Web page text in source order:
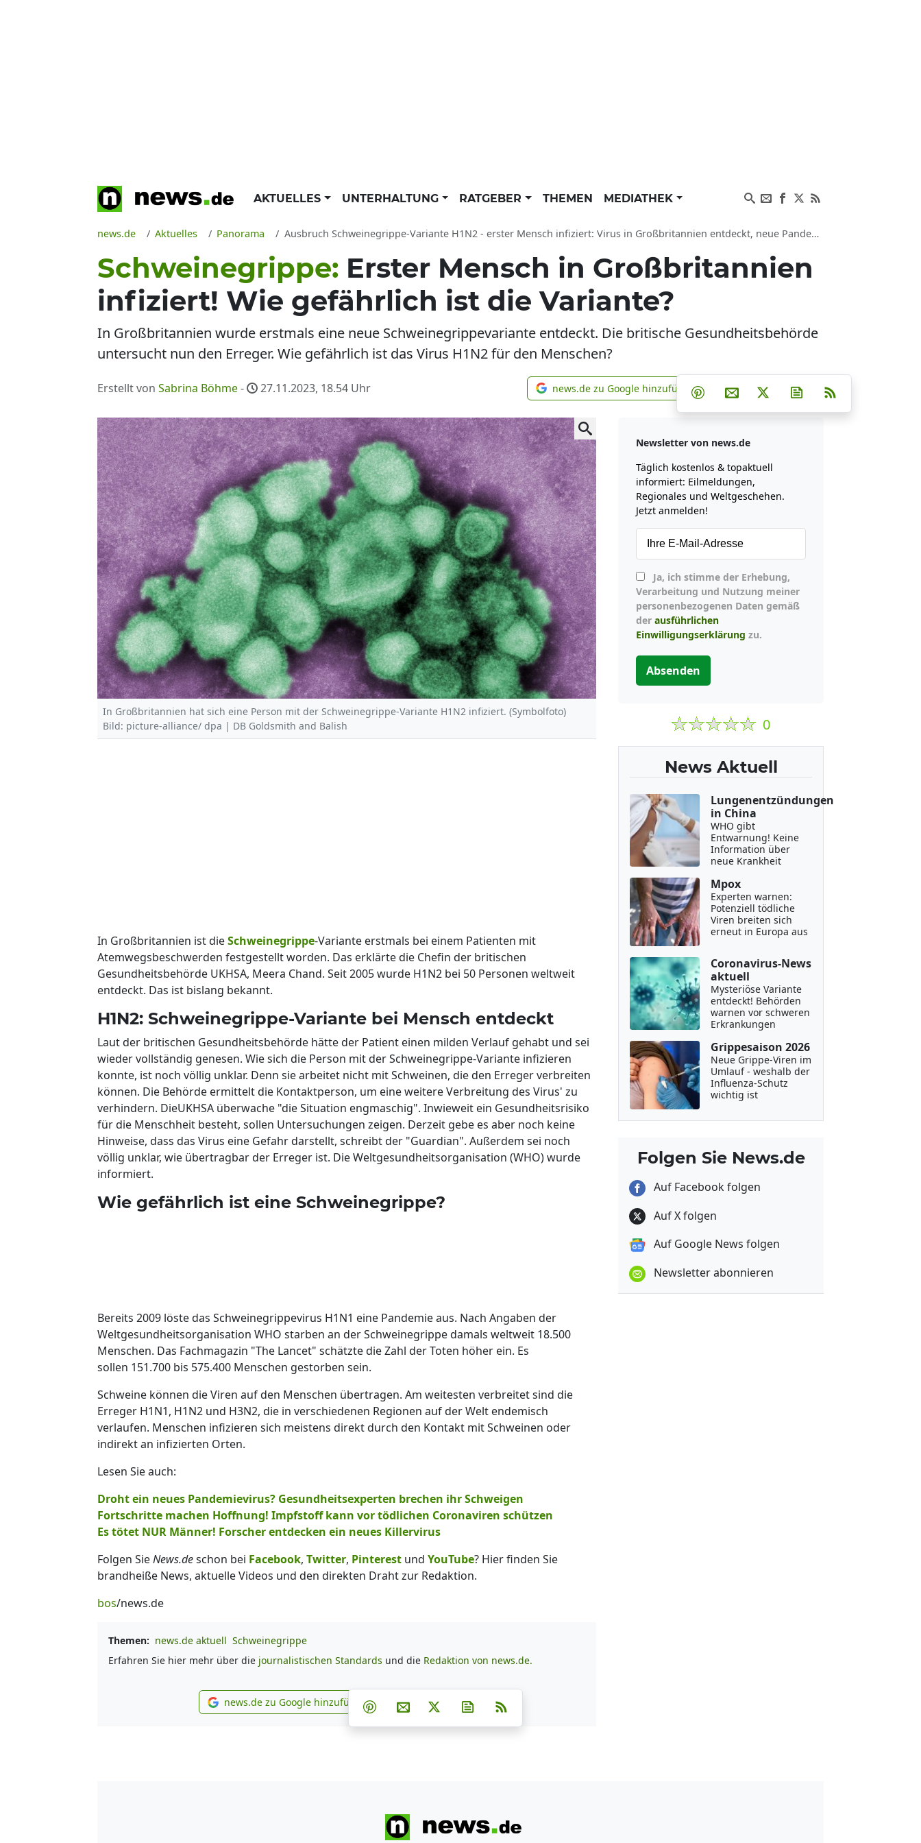
AKTUELLES UNTERHALTUNG RATGEBER THEMEN MEDIATHEK
news.de Aktuelles Panorama Ausbruch Schweinegrippe-Variante H1N2 - erster Mensch infiziert: Virus in Großbritannien entdeckt, neue Pandemie, Gesundheitsgefahr?
Schweinegrippe: Erster Mensch in Großbritannien
infiziert! Wie gefährlich ist die Variante?
In Großbritannien wurde erstmals eine neue Schweinegrippevariante entdeckt. Die britische Gesundheitsbehörde
untersucht nun den Erreger. Wie gefährlich ist das Virus H1N2 für den Menschen?
Erstellt von Sabrina Böhme- 27.11.2023, 18.54 Uhr news.de zu Google hinzufügen
news.de zu Google hinzufügen Teilen auf Facebook
Teilen auf Whatsapp
Teilen auf Telegram
Teilen auf Pinterest
Per E-Mail teilen
Post auf XNewsletter
In Großbritannien hat sich eine Person mit der Schweinegrippe-Variante H1N2 infiziert. (Symbolfoto)
Bild: picture-alliance/ dpa | DB Goldsmith and Balish
In Großbritannien ist dieSchweinegrippe-Variante erstmals bei einem Patienten mit
Atemwegsbeschwerden festgestellt worden. Das erklärte die Chefin der britischen
Gesundheitsbehörde UKHSA, Meera Chand. Seit 2005 wurde H1N2 bei 50 Personen weltweit
entdeckt. Das ist bislang bekannt.
H1N2: Schweinegrippe-Variante bei Mensch entdeckt
Laut der britischen Gesundheitsbehörde hätte der Patient einen milden Verlauf gehabt und sei
wieder vollständig genesen. Wie sich die Person mit der Schweinegrippe-Variante infizieren
konnte, ist noch völlig unklar. Denn sie arbeitet nicht mit Schweinen, die den Erreger verbreiten
können. Die Behörde ermittelt die Kontaktperson, um eine weitere Verbreitung des Virus' zu
verhindern. DieUKHSA überwache "die Situation engmaschig". Inwieweit ein Gesundheitsrisiko
für die Menschheit besteht, sollen Untersuchungen zeigen. Derzeit gebe es aber noch keine
Hinweise, dass das Virus eine Gefahr darstellt, schreibt der "Guardian". Außerdem sei noch
völlig unklar, wie übertragbar der Erreger ist. Die Weltgesundheitsorganisation (WHO) wurde
informiert.
Wie gefährlich ist eine Schweinegrippe?
Bereits 2009 löste das Schweinegrippevirus H1N1 eine Pandemie aus. Nach Angaben der
Weltgesundheitsorganisation WHO starben an der Schweinegrippe damals weltweit 18.500
Menschen. Das Fachmagazin "The Lancet" schätzte die Zahl der Toten höher ein. Es
sollen 151.700 bis 575.400 Menschen gestorben sein.
Schweine können die Viren auf den Menschen übertragen. Am weitesten verbreitet sind die
Erreger H1N1, H1N2 und H3N2, die in verschiedenen Regionen auf der Welt endemisch
verlaufen. Menschen infizieren sich meistens direkt durch den Kontakt mit Schweinen oder
indirekt an infizierten Orten.
Lesen Sie auch:
Droht ein neues Pandemievirus? Gesundheitsexperten brechen ihr Schweigen
Fortschritte machen Hoffnung! Impfstoff kann vor tödlichen Coronaviren schützen
Es tötet NUR Männer! Forscher entdecken ein neues Killervirus
Folgen SieNews.deschon bei Facebook, Twitter, Pinterest und YouTube? Hier finden Sie
brandheiße News, aktuelle Videos und den direkten Draht zur Redaktion.
bos/news.de
Themen: news.de aktuell Schweinegrippe
Erfahren Sie hier mehr über die journalistischen Standards und die Redaktion von news.de.
news.de zu Google hinzufügen
news.de zu Google hinzufügen Teilen auf Facebook
Teilen auf Whatsapp
Teilen auf Telegram
Teilen auf Pinterest
Per E-Mail teilen
Post auf XNewsletter abonnieren
Newsletter von news.de
Täglich kostenlos & topaktuell
informiert: Eilmeldungen,
Regionales und Weltgeschehen.
Jetzt anmelden!
Verarbeitung und Nutzung meiner
personenbezogenen Daten gemäß
der ausführlichen
Einwilligungserklärung zu.
Absenden
0
News Aktuell
Lungenentzündungen
in China
WHO gibt
Entwarnung! Keine
Information über
neue Krankheit
Mpox
Experten warnen:
Potenziell tödliche
Viren breiten sich
erneut in Europa aus
Coronavirus-News
aktuell
Mysteriöse Variante
entdeckt! Behörden
warnen vor schweren
Erkrankungen
Grippesaison 2026
Neue Grippe-Viren im
Umlauf - weshalb der
Influenza-Schutz
wichtig ist
Folgen Sie News.de
Auf Facebook folgen
Auf X folgen
Auf Google News folgen
Newsletter abonnieren